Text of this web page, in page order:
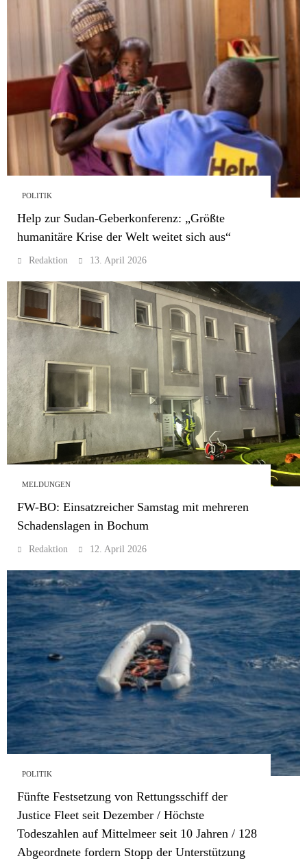
POLITIK
Help zur Sudan-Geberkonferenz: „Größte
humanitäre Krise der Welt weitet sich aus“
Redaktion 13. April 2026
MELDUNGEN
FW-BO: Einsatzreicher Samstag mit mehreren
Schadenslagen in Bochum
Redaktion 12. April 2026
POLITIK
Fünfte Festsetzung von Rettungsschiff der
Justice Fleet seit Dezember / Höchste
Todeszahlen auf Mittelmeer seit 10 Jahren / 128
Abgeordnete fordern Stopp der Unterstützung